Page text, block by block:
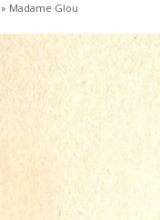
» Madame Glou